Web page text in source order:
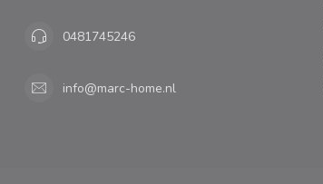
0481745246
info@marc-home.nl